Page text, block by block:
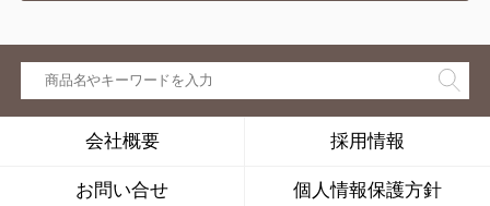
会社概要 採用情報
お問い合せ 個人情報保護方針